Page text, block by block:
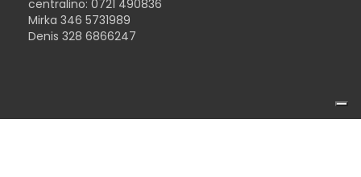
centralino: 0721 490836
Mirka 346 5731989
Denis 328 6866247